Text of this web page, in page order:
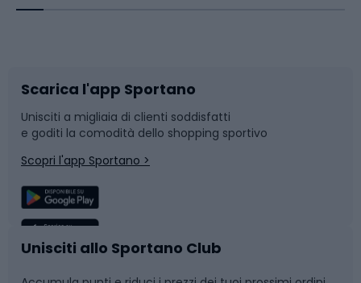
Bushcraft
Corsa
Sport di squadra
Caschi da ciclismo
Slitte e slittini
Snowboard
Camminata nordica
Nuoto
Scarica l'app Sportano
Unisciti a migliaia di clienti soddisfatti
e goditi la comodità dello shopping sportivo
Scopri l'app Sportano >
Unisciti allo Sportano Club